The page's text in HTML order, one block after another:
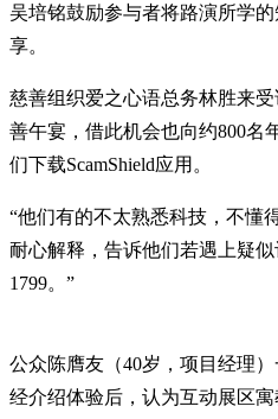
吴培铭鼓励参与者将路演所学
享。
慈善组织爱之心语总务林胜来
善午宴，借此机会也向约800名
们下载ScamShield应用。
“他们有的不太熟悉科技，不懂
耐心解释，告诉他们若遇上疑
1799。”
公众陈膺友（40岁，项目经理
经介绍体验后，认为互动展区